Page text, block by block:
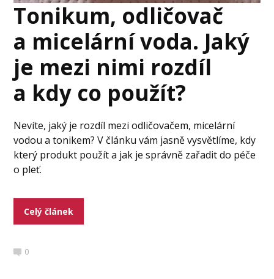
Tonikum, odličovač
a micelární voda. Jaký
je mezi nimi rozdíl
a kdy co použít?
Nevíte, jaký je rozdíl mezi odličovačem, micelární
vodou a tonikem? V článku vám jasně vysvětlíme, kdy
který produkt použít a jak je správně zařadit do péče
o pleť.
Celý článek
0